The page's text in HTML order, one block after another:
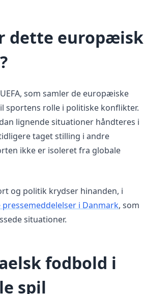
dette europæisk
som samler de europæiske
rolle i politiske konflikter.
lignende situationer håndteres i
taget stilling i andre
ikke er isoleret fra globale
og politik krydser hinanden, i
i Danmark, som
situationer.
fodbold i
spil